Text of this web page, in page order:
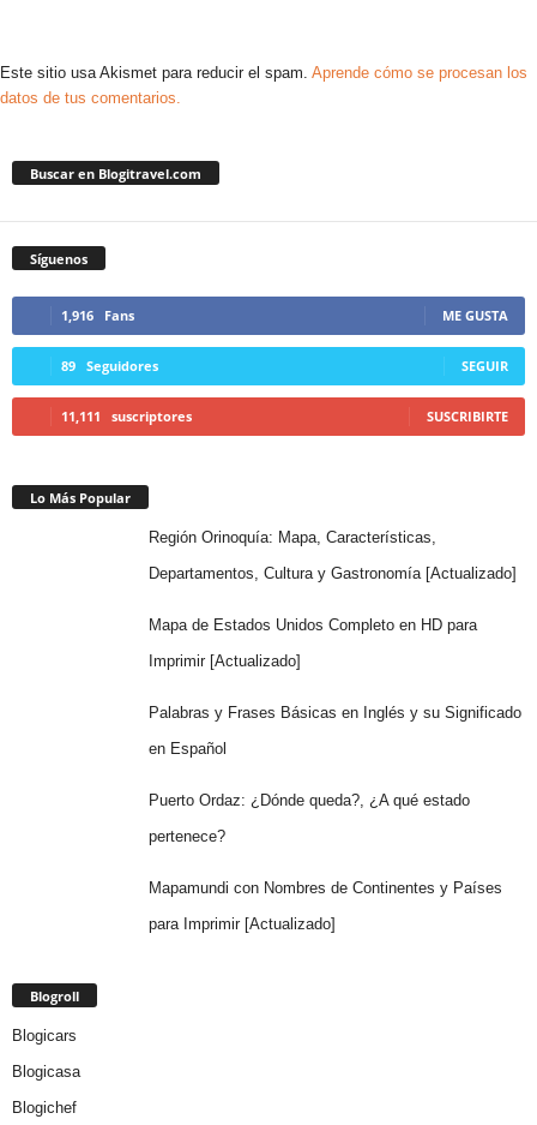
Este sitio usa Akismet para reducir el spam. Aprende cómo se procesan los
datos de tus comentarios.
Buscar en Blogitravel.com
Síguenos
1,916 Fans ME GUSTA
89 Seguidores SEGUIR
11,111 suscriptores SUSCRIBIRTE
Lo Más Popular
Región Orinoquía: Mapa, Características,
Departamentos, Cultura y Gastronomía [Actualizado]
Mapa de Estados Unidos Completo en HD para
Imprimir [Actualizado]
Palabras y Frases Básicas en Inglés y su Significado
en Español
Puerto Ordaz: ¿Dónde queda?, ¿A qué estado
pertenece?
Mapamundi con Nombres de Continentes y Países
para Imprimir [Actualizado]
Blogroll
Blogicars
Blogicasa
Blogichef